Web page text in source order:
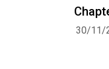
30/11/